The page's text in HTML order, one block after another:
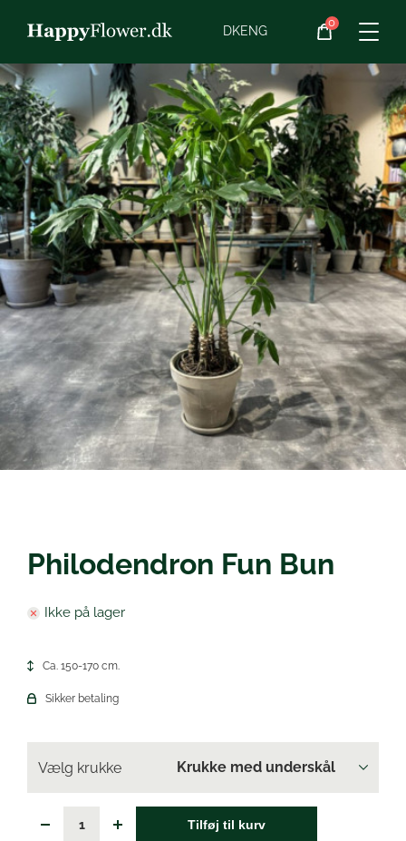
Blomster
Blomster­abonnement
Begravelse
Planter
Gaveideer
Chokolade
Vin
Øl
DKENG
0
Philodendron Fun Bun
Ikke på lager
Ca. 150-170 cm.
Sikker betaling
Vælg krukke
Tilføj til kurv